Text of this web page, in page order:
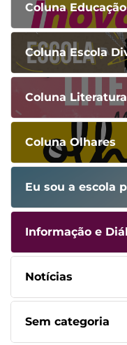
Coluna
Coluna Escola
Coluna
Coluna Olhares
Eu sou a escola
Informação e
Notícias
Sem categoria